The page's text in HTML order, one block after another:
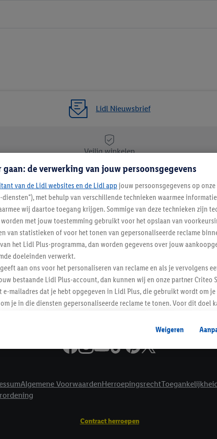
Lidl Nieuwsbrief
Veilig winkelen
Lidl Nieuwsbrief
Schrijf je in
Informatie
Algemene VoorwaardenHerroepingsrecht
Contract herroepen
de verwerking van jouw persoonsgegevens
van de Lidl websites en de Lidl app jouw persoonsgegevens op
met behulp van verschillende technieken waarmee
wij daartoe toegang krijgen. Sommige van deze technieken zijn
met jouw toestemming gebruikt voor het opslaan van
van statistieken of voor het tonen van gepersonaliseerde reclame
het Lidl Plus-programma, dan worden gegevens over jouw
doeleinden verwerkt.
aan ons voor het personaliseren van reclame en als je vervolgens
bestaande Lidl Plus-account, dan kunnen wij en onze partner Criteo
mailadres dat je hebt opgegeven in Lidl Plus, die gebruikt wordt om
je in die diensten gepersonaliseerde reclame te tonen. Voor dit doel
geeft, dan kunnen retargeting advertenties worden weergegeven
(bijvoorbeeld door het product in een winkelmandje van een
andere identifiers of met identifiers waarover Criteo S.A. beschikt,
instemt. Verder kan je er meer informatie vinden over de
Weigeren